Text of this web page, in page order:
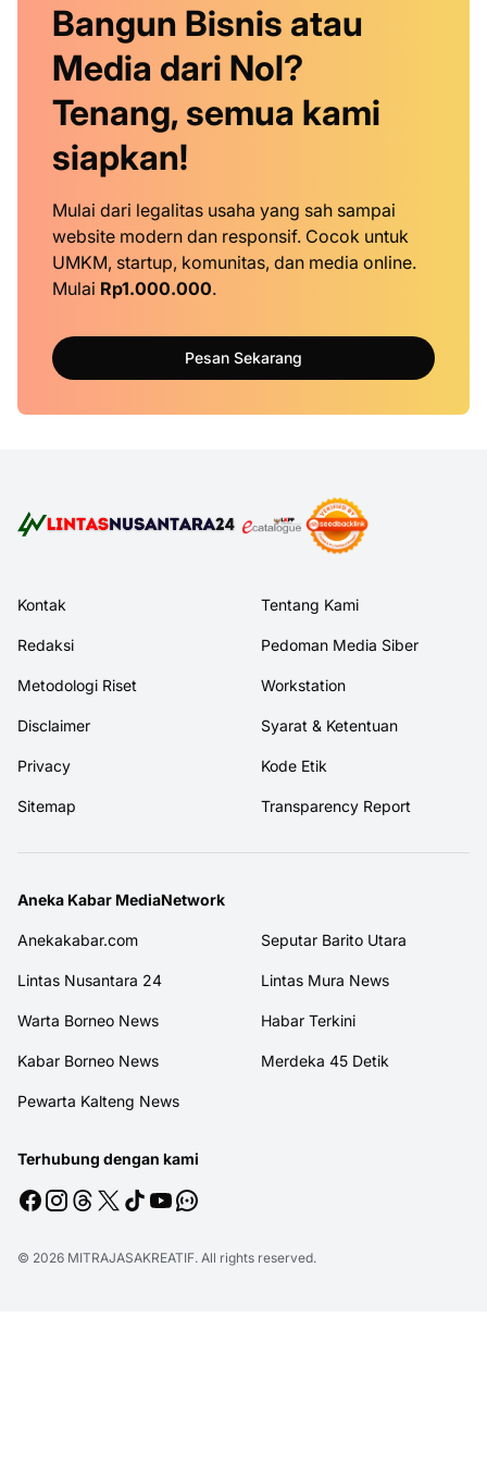
Bangun Bisnis atau
Media dari Nol?
Tenang, semua kami
siapkan!
Mulai dari legalitas usaha yang sah sampai
website modern dan responsif. Cocok untuk
UMKM, startup, komunitas, dan media online.
Mulai Rp1.000.000.
Pesan Sekarang
Kontak Tentang Kami
Redaksi Pedoman Media Siber
Metodologi Riset Workstation
Disclaimer Syarat & Ketentuan
Privacy Kode Etik
Sitemap Transparency Report
Aneka Kabar MediaNetwork
Anekakabar.com Seputar Barito Utara
Lintas Nusantara 24 Lintas Mura News
Warta Borneo News Habar Terkini
Kabar Borneo News Merdeka 45 Detik
Pewarta Kalteng News
Terhubung dengan kami
© 2026 MITRAJASAKREATIF. All rights reserved.